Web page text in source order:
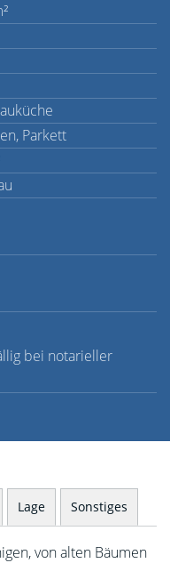
Parkett
bei notarieller
Lage Sonstiges
von alten Bäumen